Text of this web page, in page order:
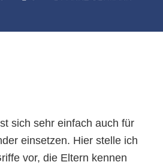
sich sehr einfach auch für
einsetzen. Hier stelle ich
vor, die Eltern kennen